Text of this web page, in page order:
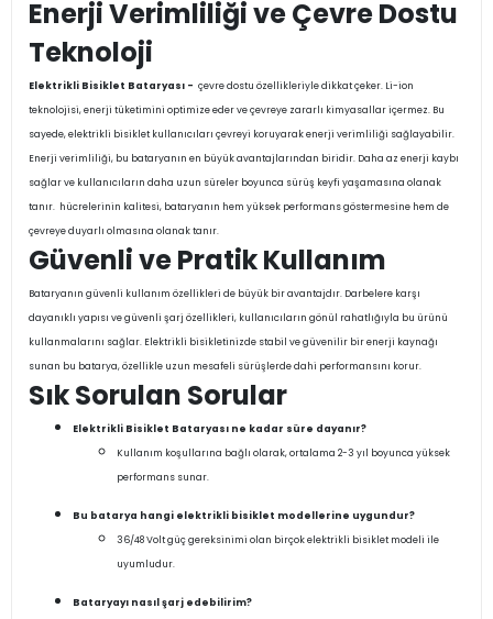
Enerji Verimliliği ve Çevre Dostu
Teknoloji
Elektrikli Bisiklet Bataryası - çevre dostu özellikleriyle dikkat çeker. Li-ion
teknolojisi, enerji tüketimini optimize eder ve çevreye zararlı kimyasallar içermez. Bu
sayede, elektrikli bisiklet kullanıcıları çevreyi koruyarak enerji verimliliği sağlayabilir.
Enerji verimliliği, bu bataryanın en büyük avantajlarından biridir. Daha az enerji kaybı
sağlar ve kullanıcıların daha uzun süreler boyunca sürüş keyfi yaşamasına olanak
tanır. hücrelerinin kalitesi, bataryanın hem yüksek performans göstermesine hem de
çevreye duyarlı olmasına olanak tanır.
Güvenli ve Pratik Kullanım
Bataryanın güvenli kullanım özellikleri de büyük bir avantajdır. Darbelere karşı
dayanıklı yapısı ve güvenli şarj özellikleri, kullanıcıların gönül rahatlığıyla bu ürünü
kullanmalarını sağlar. Elektrikli bisikletinizde stabil ve güvenilir bir enerji kaynağı
sunan bu batarya, özellikle uzun mesafeli sürüşlerde dahi performansını korur.
Sık Sorulan Sorular
Elektrikli Bisiklet Bataryası ne kadar süre dayanır?
Kullanım koşullarına bağlı olarak, ortalama 2-3 yıl boyunca yüksek
performans sunar.
Bu batarya hangi elektrikli bisiklet modellerine uygundur?
36/48 Volt güç gereksinimi olan birçok elektrikli bisiklet modeli ile
uyumludur.
Bataryayı nasıl şarj edebilirim?